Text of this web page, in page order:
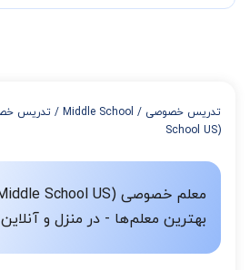
از 12 تا 15 جلسه: 7% تخفیف
از 16 تا 100 جلسه: 9% تخفیف
تدریس خصوصی /
Middle School
/
School US)
بهترین معلم‌ها - در منزل و آنلاین